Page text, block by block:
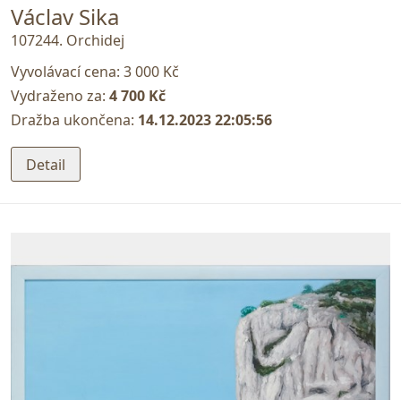
Václav Sika
107244. Orchidej
Vyvolávací cena: 3 000 Kč
Vydraženo za: 4 700 Kč
Dražba ukončena: 14.12.2023 22:05:56
Detail